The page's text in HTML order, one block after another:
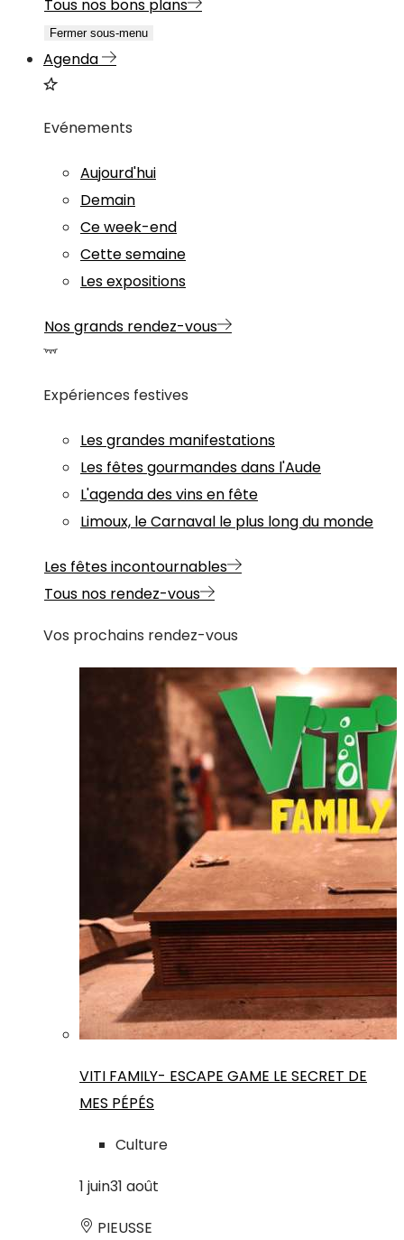
Tous nos bons plans
Fermer sous-menu
Agenda
Evénements
Aujourd'hui
Demain
Ce week-end
Cette semaine
Les expositions
Nos grands rendez-vous
Expériences festives
Les grandes manifestations
Les fêtes gourmandes dans l'Aude
L'agenda des vins en fête
Limoux, le Carnaval le plus long du monde
Les fêtes incontournables
Tous nos rendez-vous
Vos prochains rendez-vous
VITI FAMILY- ESCAPE GAME LE SECRET DE
MES PÉPÉS
Culture
1 juin31 août
PIEUSSE